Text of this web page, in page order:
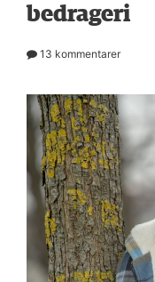
bedrageri
13 kommentarer